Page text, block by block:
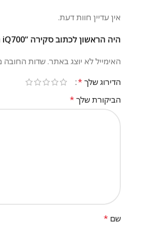
אין עדיין חוות דעת.
היה הראשון לכתוב סקירה “iQ700 תנור בנוי קומפקטי עם פעולת מיקרוגל 60 cm דגם CM676G0S6 יבואן רשמי סימנס”
האימייל לא יוצג באתר. שדות החובה
הדירוג שלך *
הביקורת שלך *
שם *